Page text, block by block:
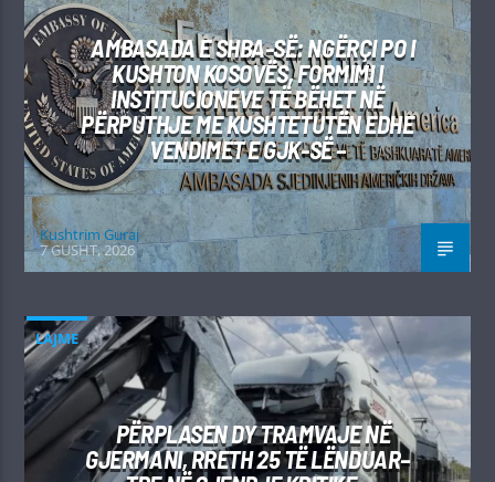
AMBASADA E SHBA-SË: NGËRÇI PO I
KUSHTON KOSOVËS, FORMIMI I
INSTITUCIONEVE TË BËHET NË
PËRPUTHJE ME KUSHTETUTËN EDHE
VENDIMET E GJK-SË –
Kushtrim Guraj
7 GUSHT, 2026
LAJME
PËRPLASEN DY TRAMVAJE NË
GJERMANI, RRETH 25 TË LËNDUAR–